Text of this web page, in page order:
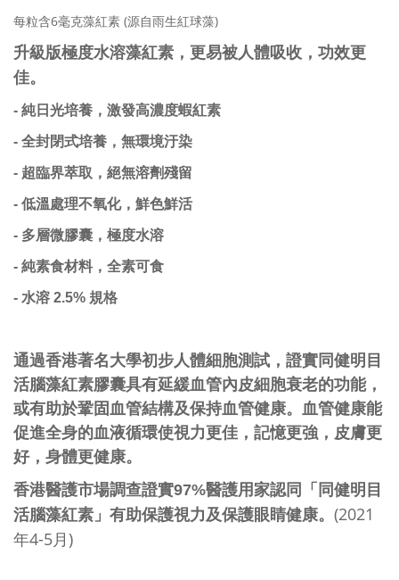
每粒含6毫克藻紅素 (源自雨生紅球藻)
升級版極度水溶藻紅素 ，更易被人體吸收，功效更
佳。
- 純日光培養，激發高濃度蝦紅素
- 全封閉式培養，無環境汙染
- 超臨界萃取，絕無溶劑殘留
- 低溫處理不氧化，鮮色鮮活
- 多層微膠囊，極度水溶
- 純素食材料，全素可食
- 水溶 2.5% 規格
通過香港著名大學初步人體細胞測試，證實 同健明目
活腦藻紅素膠囊具有延緩血管內皮細胞衰老的功能，
或有助於鞏固血管結構及保持血管健康。血管健康能
促進全身的血液循環使視力更佳，記憶更強，皮膚更
好，身體更健康。
香港醫護市場調查證實97%醫護用家認同「 同健明目
活腦藻紅素 」有助保護視力及保護眼睛健康。 (2021
年4-5月 )